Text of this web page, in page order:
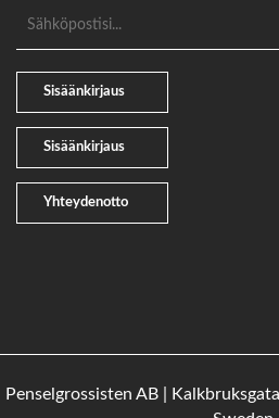
Yhteydenotto
Sisäänkirjaus
Sisäänkirjaus
Penselgrossisten AB |